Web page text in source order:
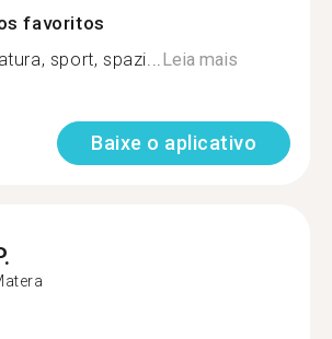
favoritos
sport, spazi...Leia mais
Baixe o aplicativo